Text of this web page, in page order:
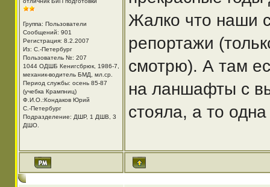
Группа: Пользователи
Сообщений: 901
Регистрация: 8.2.2007
Из: С.-Петербург
Пользователь №: 207
1044 ОДШБ Кенигсбрюк, 1986-7,
механик-водитель БМД, мл.ср.
Период службы: осень 85-87
(учебка Крампниц)
Ф.И.О.:Кондаков Юрий
С.-Петербург
Подразделение: ДШР, 1 ДШВ, 3
ДШО.
Жалко что наши
репортажи
смотрю). А там
на ланшафты с
стояла, а то